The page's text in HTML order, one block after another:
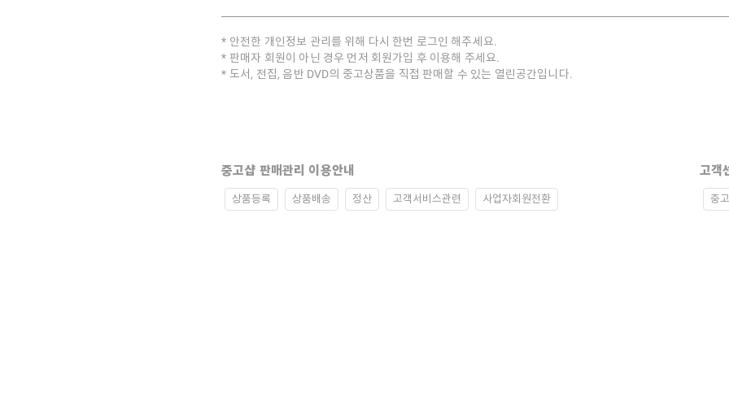
안전한 개인정보 관리를 위해 다시 한번 로그인 해주세요.
판매자 회원이 아닌 경우 먼저 회원가입 후 이용해 주세요.
도서, 전집, 음반 DVD의 중고상품을 직접 판매할 수 있는 열린공간입니다.
중고샵 판매관리 이용안내
상품등록 상품배송 정산 고객서비스관련 사업자회원전환
고객
중